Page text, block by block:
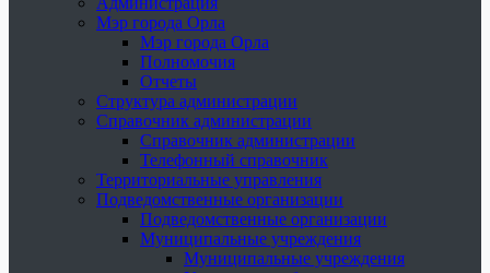
Мэр города Орла
Мэр города Орла
Полномочия
Отчеты
Структура администрации
Справочник администрации
Справочник администрации
Телефонный справочник
Территориальные управления
Подведомственные организации
Подведомственные организации
Муниципальные учреждения
Муниципальные учреждения